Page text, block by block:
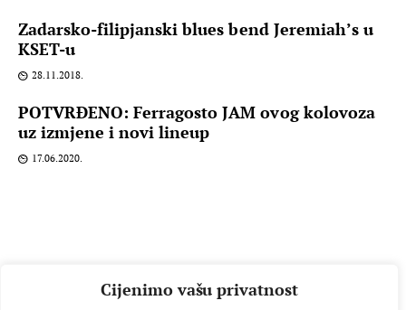
Cijenimo vašu privatnost
Zadarsko-filipjanski blues bend Jeremiah’s u
KSET-u
28.11.2018.
POTVRĐENO: Ferragosto JAM ovog kolovoza
uz izmjene i novi lineup
17.06.2020.